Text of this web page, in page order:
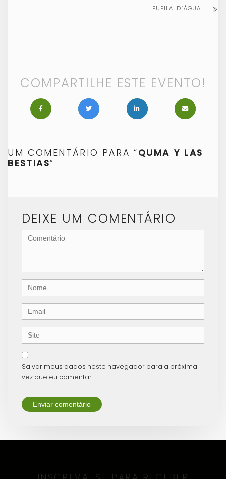
PUPILA D`ÁGUA
COMPARTILHE ESTE EVENTO!
UM COMENTÁRIO PARA “QUMA Y LAS
BESTIAS”
DEIXE UM COMENTÁRIO
<b>Comentário</b>
Nome
Email
Site
Salvar meus dados neste navegador para a próxima
vez que eu comentar.